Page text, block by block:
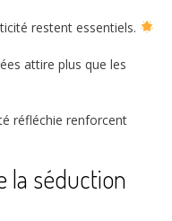
restent essentiels.
attire plus que les
réfléchie renforcent
la séduction